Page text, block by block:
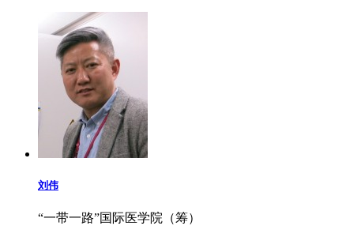
刘伟
“一带一路”国际医学院（筹）